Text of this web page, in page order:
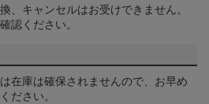
、キャンセルはお受けできません。
認ください。
在庫は確保されませんので、お早め
ださい。